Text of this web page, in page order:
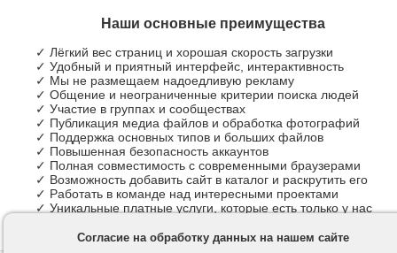
Наши основные преимущества
✓ Лёгкий вес страниц и хорошая скорость загрузки
✓ Удобный и приятный интерфейс, интерактивность
✓ Мы не размещаем надоедливую рекламу
✓ Общение и неограниченные критерии поиска людей
✓ Участие в группах и сообществах
✓ Публикация медиа файлов и обработка фотографий
✓ Поддержка основных типов и больших файлов
✓ Повышенная безопасность аккаунтов
✓ Полная совместимость с современными браузерами
✓ Возможность добавить сайт в каталог и раскрутить его
✓ Работать в команде над интересными проектами
✓ Уникальные платные услуги, которые есть только у нас
Согласие на обработку данных на нашем сайте